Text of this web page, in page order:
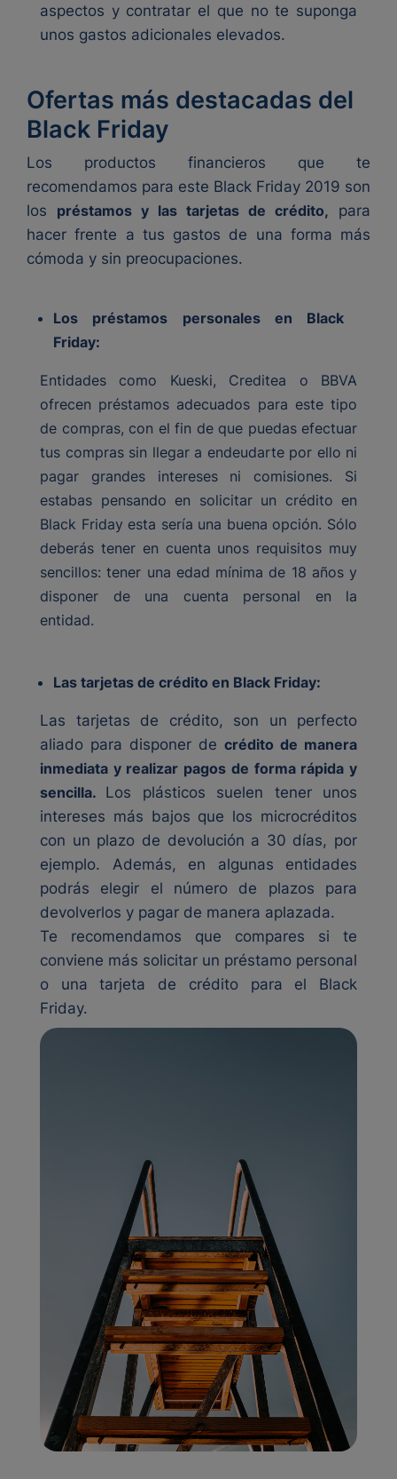
aspectos y contratar el que no te suponga
unos gastos adicionales elevados.
Ofertas más destacadas del
Black Friday
Los productos financieros que te
recomendamos para este Black Friday 2019 son
los préstamos y las tarjetas de crédito, para
hacer frente a tus gastos de una forma más
cómoda y sin preocupaciones.
Los préstamos personales en Black
Friday:
Entidades como Kueski, Creditea o BBVA
ofrecen préstamos adecuados para este tipo
de compras, con el fin de que puedas efectuar
tus compras sin llegar a endeudarte por ello ni
pagar grandes intereses ni comisiones. Si
estabas pensando en solicitar un crédito en
Black Friday esta sería una buena opción. Sólo
deberás tener en cuenta unos requisitos muy
sencillos: tener una edad mínima de 18 años y
disponer de una cuenta personal en la
entidad.
Las tarjetas de crédito en Black Friday:
Las tarjetas de crédito, son un perfecto
aliado para disponer de crédito de manera
inmediata y realizar pagos de forma rápida y
sencilla. Los plásticos suelen tener unos
intereses más bajos que los microcréditos
con un plazo de devolución a 30 días, por
ejemplo. Además, en algunas entidades
podrás elegir el número de plazos para
devolverlos y pagar de manera aplazada.
Te recomendamos que
compares si te
conviene más solicitar un préstamo personal
o una tarjeta de créditopara el Black
Friday.